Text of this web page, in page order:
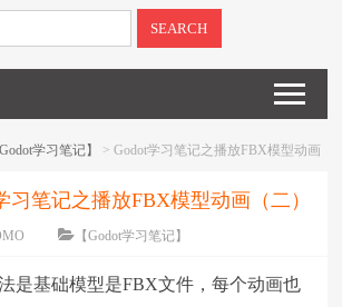
SEARCH
Godot学习笔记】
> Godot学习笔记之播放FBX模型动画
习笔记之播放FBX模型动画（二）
【Godot学习笔记】
：2025-02-16 字体：大 中 小
是基础模型是FBX文件，每个动画也